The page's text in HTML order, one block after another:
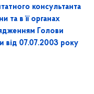
консультанта
та в її органах
Голови
від 07.07.2003 року